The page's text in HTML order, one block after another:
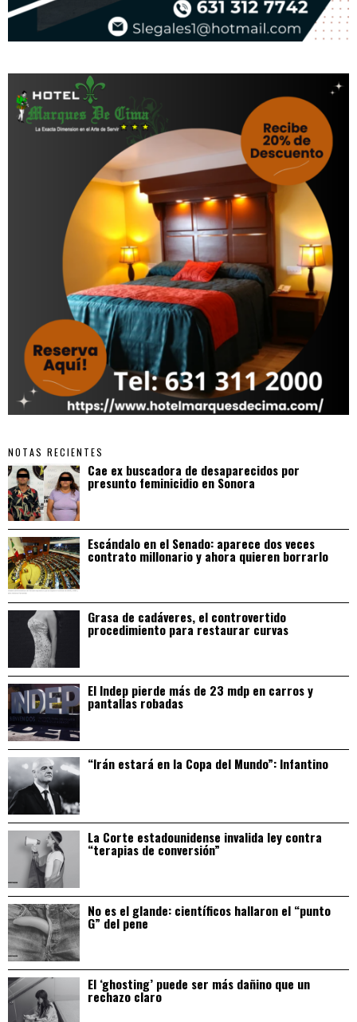
NOTAS RECIENTES
Cae ex buscadora de desaparecidos por
presunto feminicidio en Sonora
Escándalo en el Senado: aparece dos veces
contrato millonario y ahora quieren borrarlo
Grasa de cadáveres, el controvertido
procedimiento para restaurar curvas
El Indep pierde más de 23 mdp en carros y
pantallas robadas
“Irán estará en la Copa del Mundo”: Infantino
La Corte estadounidense invalida ley contra
“terapias de conversión”
No es el glande: científicos hallaron el “punto
G” del pene
El ‘ghosting’ puede ser más dañino que un
rechazo claro